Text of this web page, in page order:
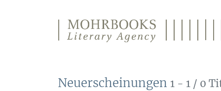
Neuerscheinungen 1 - 1 / 0